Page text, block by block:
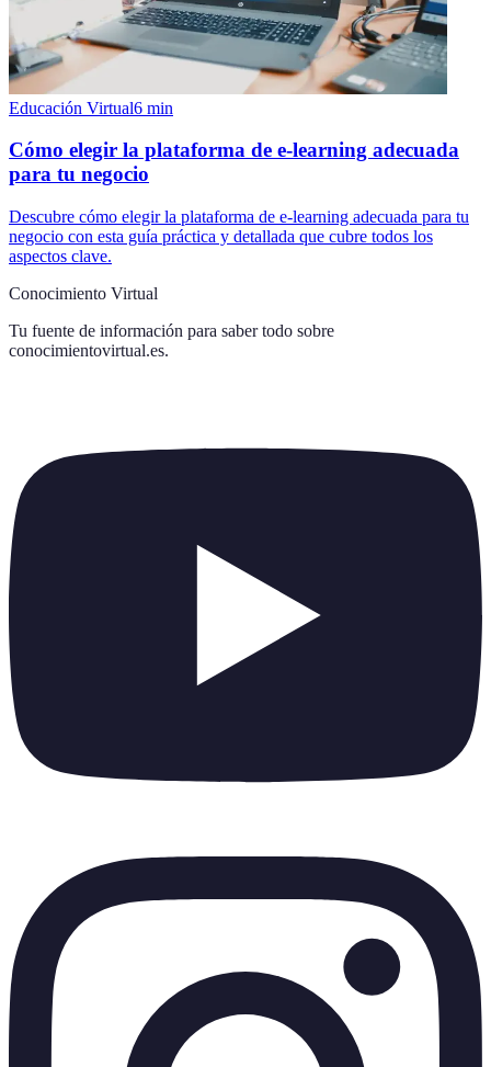
Educación Virtual6 min
Cómo elegir la plataforma de e-learning adecuada
para tu negocio
Descubre cómo elegir la plataforma de e-learning adecuada para tu
negocio con esta guía práctica y detallada que cubre todos los
aspectos clave.
Conocimiento Virtual
Tu fuente de información para saber todo sobre
conocimientovirtual.es.